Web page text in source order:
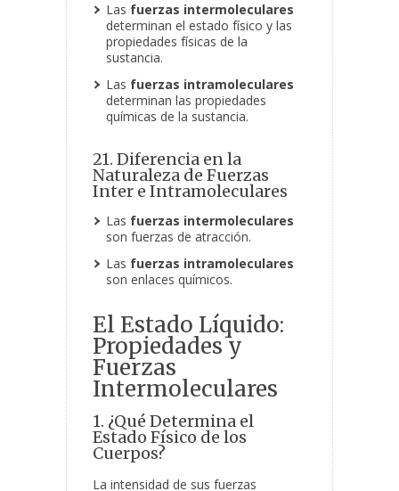
Las fuerzas intermoleculares
determinan el estado físico y las
propiedades físicas de la
sustancia.
Las fuerzas intramoleculares
determinan las propiedades
químicas de la sustancia.
21. Diferencia en la
Naturaleza de Fuerzas
Inter e Intramoleculares
Las fuerzas intermoleculares
son fuerzas de atracción.
Las fuerzas intramoleculares
son enlaces químicos.
El Estado Líquido:
Propiedades y
Fuerzas
Intermoleculares
1. ¿Qué Determina el
Estado Físico de los
Cuerpos?
La intensidad de sus fuerzas